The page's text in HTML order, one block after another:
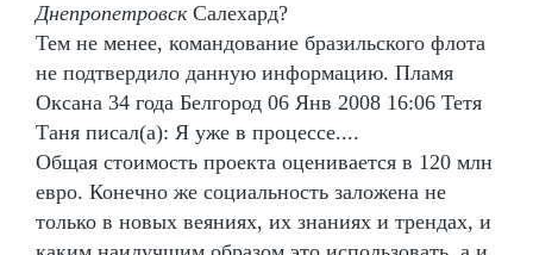
ДнепропетровскСалехард?
Тем не менее, командование бразильского флота
не подтвердило данную информацию. Пламя
Оксана 34 года Белгород 06 Янв 2008 16:06 Тетя
Таня писал(а): Я уже в процессе....
Общая стоимость проекта оценивается в 120 млн
евро. Конечно же социальность заложена не
только в новых веяниях, их знаниях и трендах, и